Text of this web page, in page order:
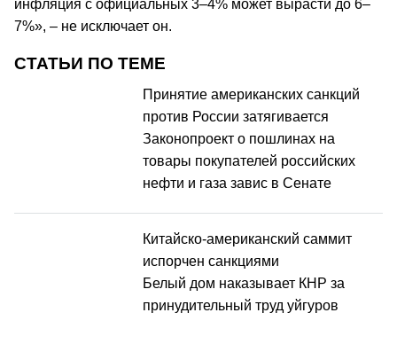
инфляция с официальных 3–4% может вырасти до 6–
7%», – не исключает он.
СТАТЬИ ПО ТЕМЕ
Принятие американских санкций
против России затягивается
Законопроект о пошлинах на
товары покупателей российских
нефти и газа завис в Сенате
Китайско-американский саммит
испорчен санкциями
Белый дом наказывает КНР за
принудительный труд уйгуров